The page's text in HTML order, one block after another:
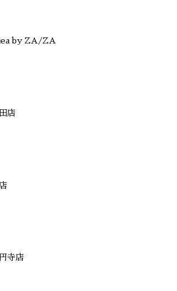
by ZA/ZA
店
寺店